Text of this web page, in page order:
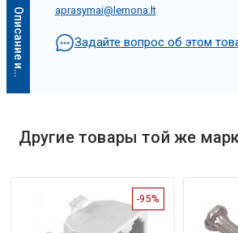
О
п
и
с
а
н
и
е
и
с
к
у
с
с
т
в
е
н
н
о
г
о
и
н
т
е
л
л
е
к
т
а
aprasymai@lemona.lt
Задайте вопрос об этом
Другие товары той же
-95%